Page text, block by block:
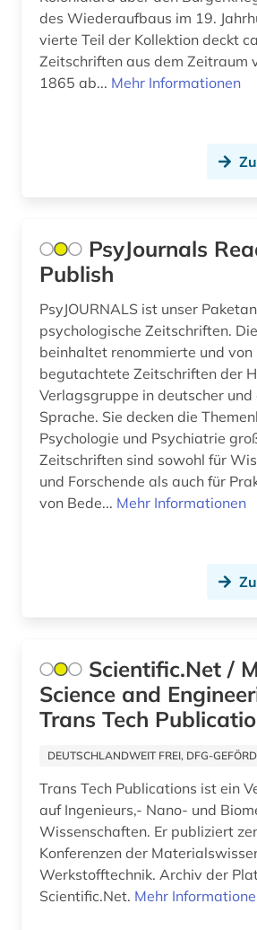
datenanalyse (1)
datensammlung (2)
design (6)
deutsch (1)
deutsche philologie (1)
deutsches sprachgebiet (1)
deutschland (14)
deutschland recht (1)
digital database (1)
digitale zeitschrift (1)
digitalisierung (1)
disability studies (1)
dissertation (4)
document supply centre (1)
des Wiederaufbaus im 19.
vierte Teil der Kollektion deckt
Zeitschriften aus dem Zeitraum
1865 ab... Mehr Informationen
PsyJournals
Publish
PsyJOURNALS ist unser
psychologische Zeitschriften.
beinhaltet renommierte und von
begutachtete Zeitschriften der
Verlagsgruppe in deutscher und
Sprache. Sie decken die
Psychologie und Psychiatrie
Zeitschriften sind sowohl für
und Forschende als auch für
von Bede... Mehr Informationen
Scientific.Net /
Science and
Trans Tech
DEUTSCHLANDWEIT FREI, DFG-
Trans Tech Publications ist ein
auf Ingenieurs,- Nano- und
Wissenschaften. Er publiziert
Konferenzen der
Werkstofftechnik. Archiv der
Scientific.Net. Mehr